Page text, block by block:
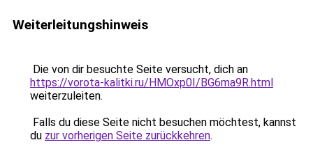
Weiterleitungshinweis
Die von dir besuchte Seite versucht, dich an
https://vorota-kalitki.ru/HMOxp0I/BG6ma9R.html
weiterzuleiten.
Falls du diese Seite nicht besuchen möchtest, kannst
du zur vorherigen Seite zurückkehren.